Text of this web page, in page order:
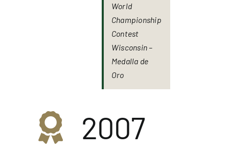
World
Championship
Contest
Wisconsin –
Medalla de
Oro
2007